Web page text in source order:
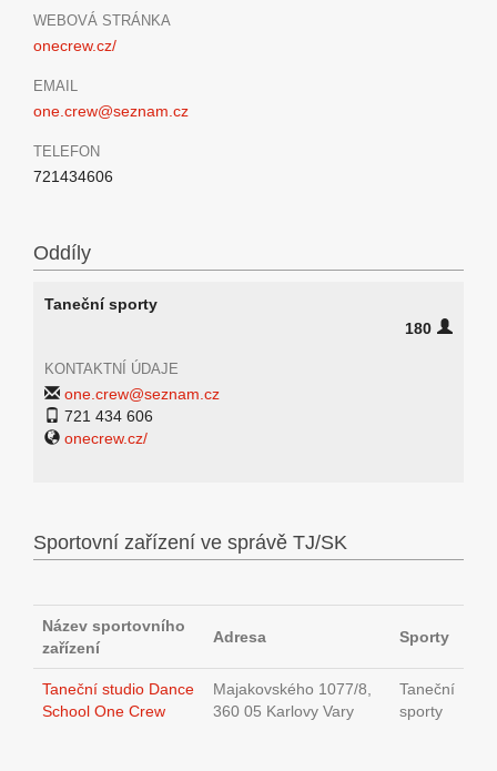
WEBOVÁ STRÁNKA
onecrew.cz/
EMAIL
one.crew@seznam.cz
TELEFON
721434606
Oddíly
Taneční sporty
180
KONTAKTNÍ ÚDAJE
one.crew@seznam.cz
721 434 606
onecrew.cz/
Sportovní zařízení ve správě TJ/SK
Název sportovního
zařízení
Adresa Sporty
Taneční studio Dance
School One Crew
Majakovského 1077/8,
360 05 Karlovy Vary
Taneční
sporty